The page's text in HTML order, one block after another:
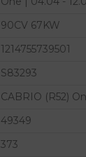
90CV 67KW
1214755739501
S83293
CABRIO (R52)
49349
373